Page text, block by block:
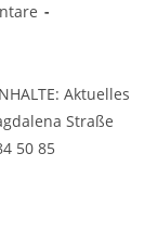
Aktuelles
Straße
50 85